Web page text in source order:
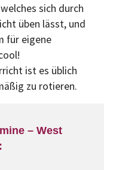
sich durch
üben lässt, und
für eigene
ist es üblich
zu rotieren.
– West